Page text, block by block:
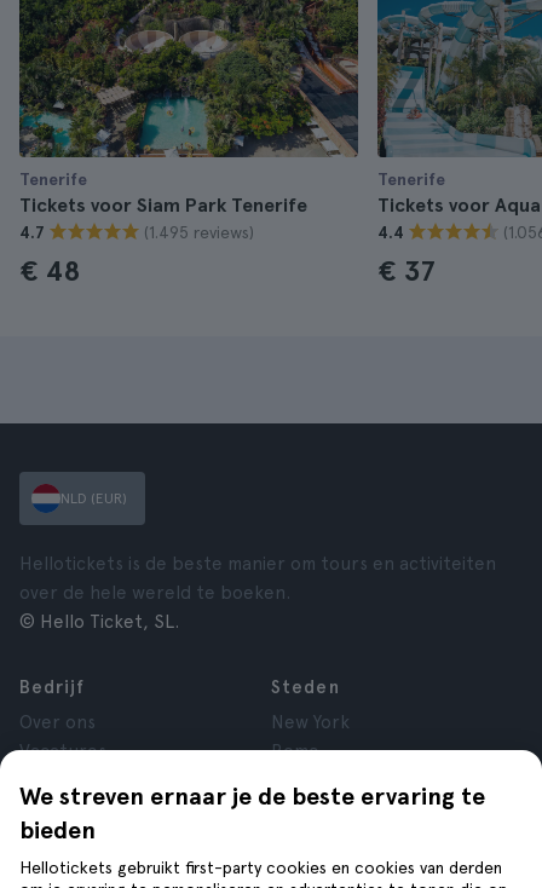
Tenerife
Tickets voor Siam Park Tenerife
4.7 (1.495 reviews)
€ 48
Tenerife
Tickets voor
4.4
€ 37
We streven ernaar je de beste ervaring te
bieden
Hellotickets gebruikt first-party cookies en cookies van derden
NLD (EUR)
Hellotickets is de beste manier om tours en activiteiten
over de hele wereld te boeken.
© Hello Ticket, SL.
Bedrijf
Over ons
Vacatures
Reviews
Privacy
Voorwaarden
Steden
New York
Rome
Londen
Krakau